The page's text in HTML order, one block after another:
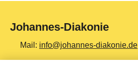
Johannes-Diakonie
Mail: info@johannes-diakonie.de
Tel:06261 - 88-0